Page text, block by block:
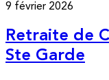
9 février 2026
Retraite de
Ste Garde